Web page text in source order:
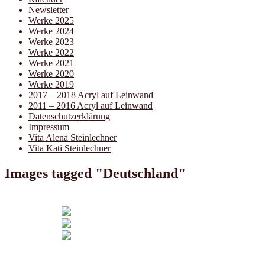
Newsletter
Werke 2025
Werke 2024
Werke 2023
Werke 2022
Werke 2021
Werke 2020
Werke 2019
2017 – 2018 Acryl auf Leinwand
2011 – 2016 Acryl auf Leinwand
Datenschutzerklärung
Impressum
Vita Alena Steinlechner
Vita Kati Steinlechner
Images tagged "Deutschland"